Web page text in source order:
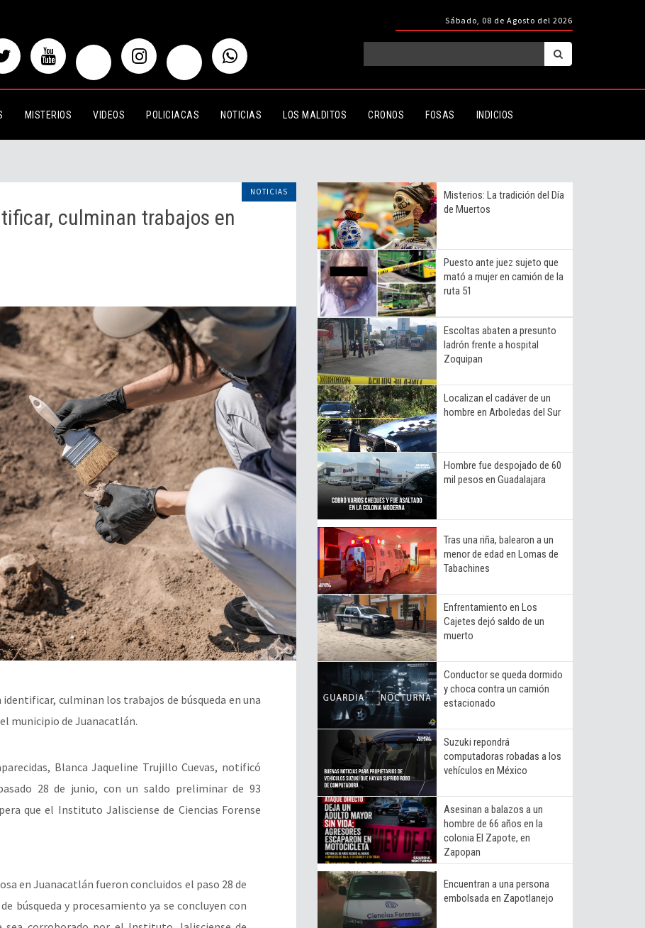
Sábado, 08 de Agosto del 2026
MISTERIOS VIDEOS POLICIACAS NOTICIAS LOS MALDITOS CRONOS FOSAS INDICIOS
trabajos en fosa en El Saucillo
NOTICIAS
culminan trabajos en
culminan los trabajos de búsqueda en una
municipio de Juanacatlán.
Blanca Jaqueline Trujillo Cuevas, notificó
28 de junio, con un saldo preliminar de 93
que el Instituto Jalisciense de Ciencias Forense
en Juanacatlán fueron concluidos el paso 28 de
búsqueda y procesamiento ya se concluyen con
Misterios: La tradición del Día
de Muertos
Puesto ante juez sujeto que
mató a mujer en camión de la
ruta 51
Escoltas abaten a presunto
ladrón frente a hospital
Zoquipan
Localizan el cadáver de un
hombre en Arboledas del Sur
Hombre fue despojado de 60
mil pesos en Guadalajara
Tras una riña, balearon a un
menor de edad en Lomas de
Tabachines
Enfrentamiento en Los
Cajetes dejó saldo de un
muerto
Conductor se queda dormido
y choca contra un camión
estacionado
Suzuki repondrá
computadoras robadas a los
vehículos en México
Asesinan a balazos a un
hombre de 66 años en la
colonia El Zapote, en
Zapopan
Encuentran a una persona
embolsada en Zapotlanejo